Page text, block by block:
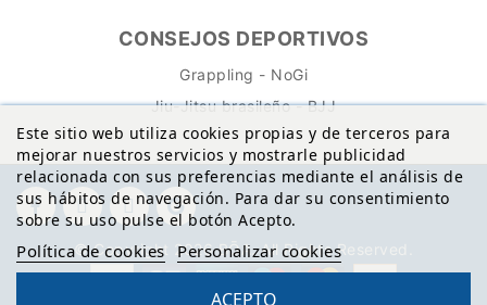
CONSEJOS DEPORTIVOS
Grappling - NoGi
Jiu-Jitsu brasileño - BJJ
Este sitio web utiliza cookies propias y de terceros para
mejorar nuestros servicios y mostrarle publicidad
relacionada con sus preferencias mediante el análisis de
sus hábitos de navegación. Para dar su consentimiento
sobre su uso pulse el botón Acepto.
Política de cookies Personalizar cookies
ACEPTO
© Copyright 2026 BŌA. All Rights Reserved.